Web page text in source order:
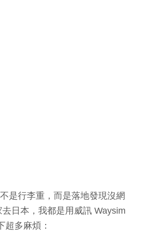
是行李重，而是落地發現沒網
日本，我都是用威訊 Waysim
超多麻煩：